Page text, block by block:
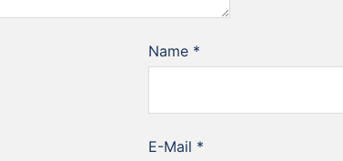
Name *
E-Mail *